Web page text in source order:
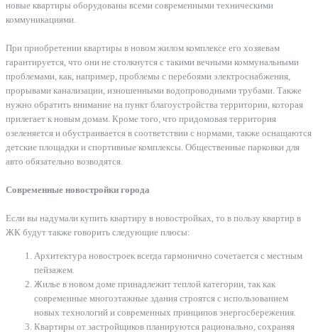
новые квартиры оборудованы всеми современными техническими
коммуникациями.
При приобретении квартиры в новом жилом комплексе его хозяевам
гарантируется, что они не столкнутся с такими вечными коммунальными
проблемами, как, например, проблемы с перебоями электроснабжения,
прорывами канализации, изношенными водопроводными трубами. Также
нужно обратить внимание на пункт благоустройства территории, которая
прилегает к новым домам. Кроме того, что придомовая территория
озеленяется и обустраивается в соответствии с нормами, также оснащаются
детские площадки и спортивные комплексы. Общественные парковки для
авто обязательно возводятся.
Современные новостройки города
Если вы надумали купить квартиру в новостройках, то в пользу квартир в
ЖК будут также говорить следующие плюсы:
Архитектура новостроек всегда гармонично сочетается с местным
пейзажем.
Жилье в новом доме принадлежит теплой категории, так как
современные многоэтажные здания строятся с использованием
новых технологий и современных принципов энергосбережения.
Квартиры от застройщиков планируются рационально, сохраняя